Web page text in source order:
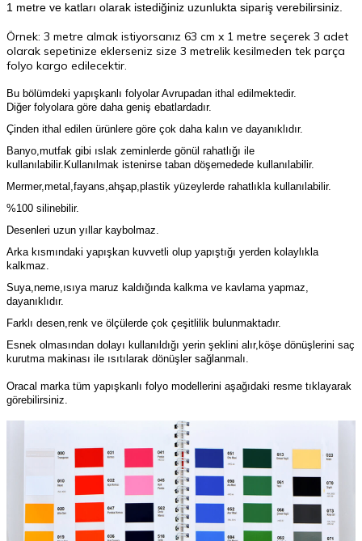
1 metre ve katları olarak istediğiniz uzunlukta sipariş verebilirsiniz.
Örnek: 3 metre almak istiyorsanız 63 cm x 1 metre seçerek 3 adet
olarak sepetinize eklerseniz size 3 metrelik kesilmeden tek parça
folyo kargo edilecektir.
Bu bölümdeki yapışkanlı folyolar Avrupadan ithal edilmektedir.
Diğer folyolara göre daha geniş ebatlardadır.
Çinden ithal edilen ürünlere göre çok daha kalın ve dayanıklıdır.
Banyo,mutfak gibi ıslak zeminlerde gönül rahatlığı ile
kullanılabilir.Kullanılmak istenirse taban döşemedede kullanılabilir.
Mermer,metal,fayans,ahşap,plastik yüzeylerde rahatlıkla kullanılabilir.
%100 silinebilir.
Desenleri uzun yıllar kaybolmaz.
Arka kısmındaki yapışkan kuvvetli olup yapıştığı yerden kolaylıkla
kalkmaz.
Suya,neme,ısıya maruz kaldığında kalkma ve kavlama yapmaz,
dayanıklıdır.
Farklı desen,renk ve ölçülerde çok çeşitlilik bulunmaktadır.
Esnek olmasından dolayı kullanıldığı yerin şeklini alır,köşe dönüşlerini saç
kurutma makinası ile ısıtılarak dönüşler sağlanmalı.
Oracal marka tüm yapışkanlı folyo modellerini aşağıdaki resme tıklayarak
görebilirsiniz.